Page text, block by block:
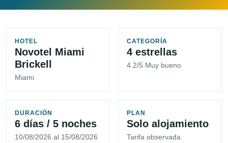
HOTEL
Novotel Miami
Brickell
Miami
CATEGORÍA
4 estrellas
4.2/5 Muy bueno
DURACIÓN
6 días / 5 noches
10/08/2026 al 15/08/2026
PLAN
Solo alojamiento
Tarifa observada